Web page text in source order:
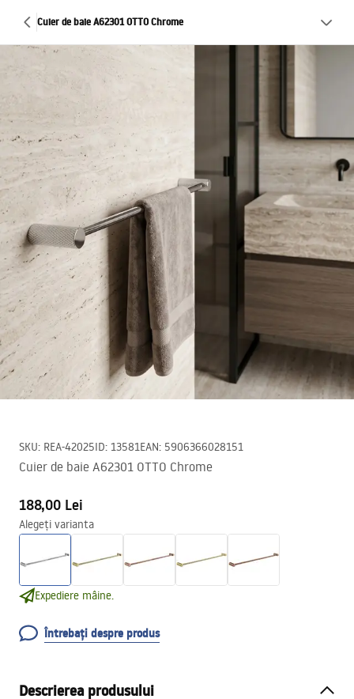
Cuier de baie A62301 OTTO Chrome
SKU: REA-42025ID: 13581EAN: 5906366028151
Cuier de baie A62301 OTTO Chrome
188,00 Lei
Alegeți varianta
Expediere mâine.
Întrebați despre produs
Descrierea produsului